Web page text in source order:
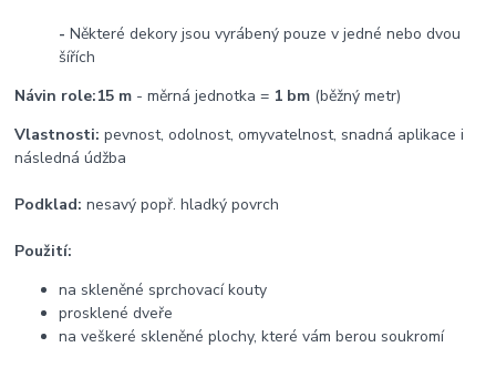
-Některé dekory jsou vyrábený pouze v jedné nebo dvou
šířích
Návin role:15 m - měrná jednotka = 1 bm (běžný metr)
Vlastnosti: pevnost, odolnost, omyvatelnost, snadná aplikace i
následná údžba
Podklad:nesavý popř. hladký povrch
Použití:
na skleněné sprchovací kouty
prosklené dveře
na veškeré skleněné plochy, které vám berou soukromí